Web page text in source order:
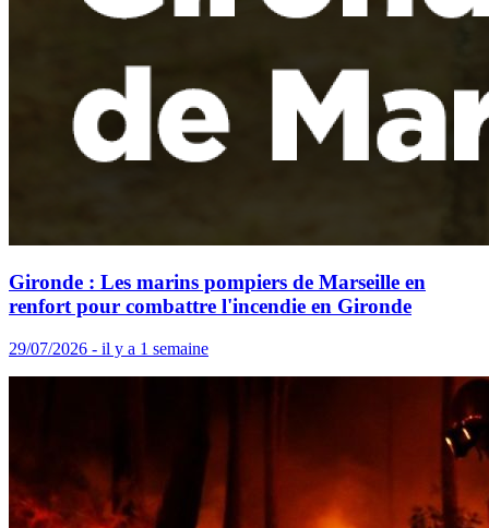
Gironde : Les marins pompiers de Marseille en
renfort pour combattre l'incendie en Gironde
29/07/2026 - il y a 1 semaine